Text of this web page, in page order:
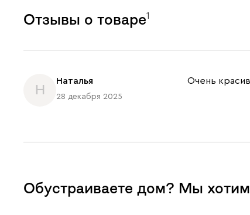
Отзывы о товаре1
Н
Наталья
28 декабря 2025
Очень
Обустраиваете дом? Мы